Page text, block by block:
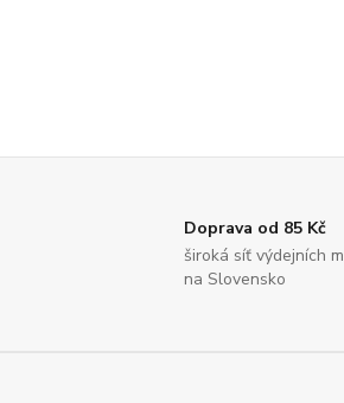
Doprava od 85 Kč
široká síť výdejních
na Slovensko